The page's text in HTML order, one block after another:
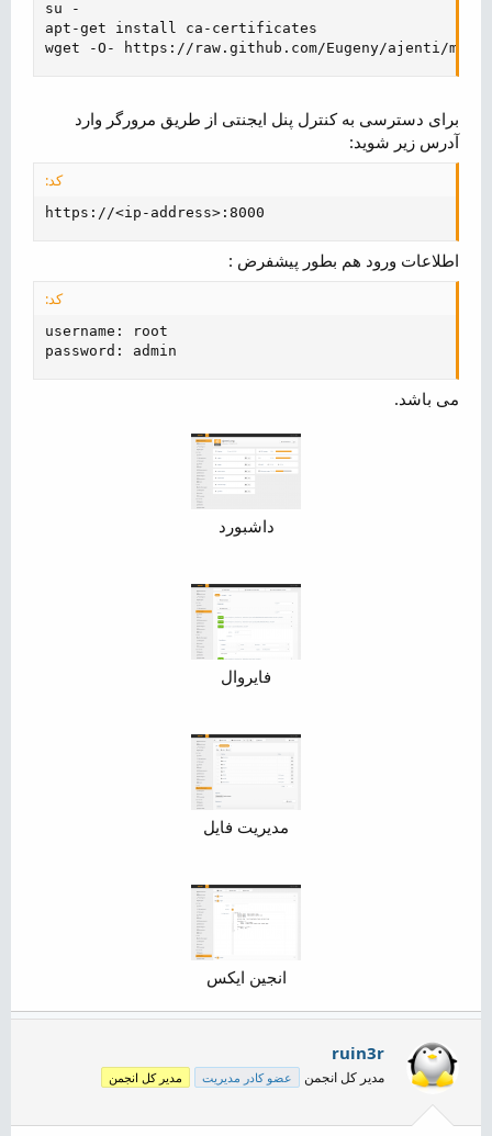
su -
apt-get install ca-certificates
wget -O- https://raw.github.com/Eugeny/ajenti/
برای دسترسی به کنترل پنل ایجنتی از طریق مرورگر وارد
آدرس زیر شوید:
کد:
https://<ip-address>:8000
اطلاعات ورود هم بطور پیشفرض :
کد:
username: root
password: admin
می باشد.
داشبورد
فایروال
مدیریت فایل
انجین ایکس​
ruin3r
مدیر کل انجمن عضو کادر مدیریت مدیر کل انجمن